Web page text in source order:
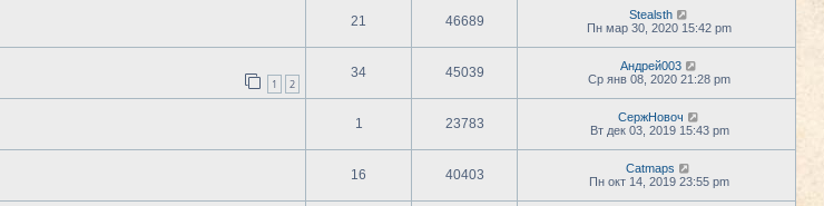
21 46689
Stealsth
Пн мар 30, 2020 15:42 pm
1 2
34 45039
Андрей003
Ср янв 08, 2020 21:28 pm
1 23783
СержНовоч
Вт дек 03, 2019 15:43 pm
16 40403
Catmaps
Пн окт 14, 2019 23:55 pm